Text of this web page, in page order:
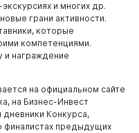
и многих др.
грани активности.
которые
компетенциями.
и награждение
на официальном сайте
на Бизнес-Инвест
Конкурса,
финалистах предыдущих